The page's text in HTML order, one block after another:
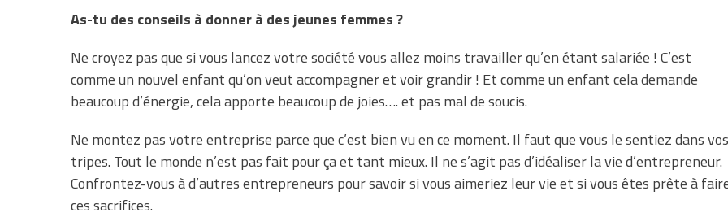
As-tu des conseils à donner à des jeunes femmes ?
Ne croyez pas que si vous lancez votre société vous allez moins travailler qu’en étant salariée ! C’est
comme un nouvel enfant qu’on veut accompagner et voir grandir ! Et comme un enfant cela demande
beaucoup d’énergie, cela apporte beaucoup de joies…. et pas mal de soucis.
Ne montez pas votre entreprise parce que c’est bien vu en ce moment. Il faut que vous le sentiez dans vos
tripes. Tout le monde n’est pas fait pour ça et tant mieux. Il ne s’agit pas d’idéaliser la vie d’entrepreneur.
Confrontez-vous à d’autres entrepreneurs pour savoir si vous aimeriez leur vie et si vous êtes prête à
ces sacrifices.